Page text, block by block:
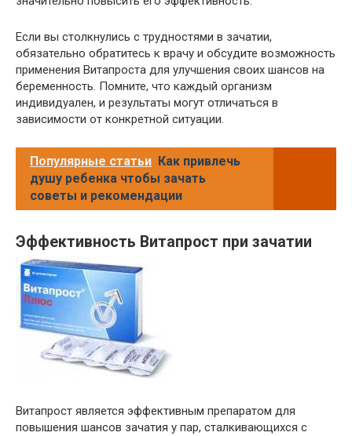
Если вы столкнулись с трудностями в зачатии,
обязательно обратитесь к врачу и обсудите возможность
применения Витапроста для улучшения своих шансов на
беременность. Помните, что каждый организм
индивидуален, и результаты могут отличаться в
зависимости от конкретной ситуации.
Популярные статьи Как привлечь
душу ребенка чтобы зачать
советы и рекомендации
Эффективность Витапрост при зачатии
Витапрост является эффективным препаратом для
повышения шансов зачатия у пар, сталкивающихся с